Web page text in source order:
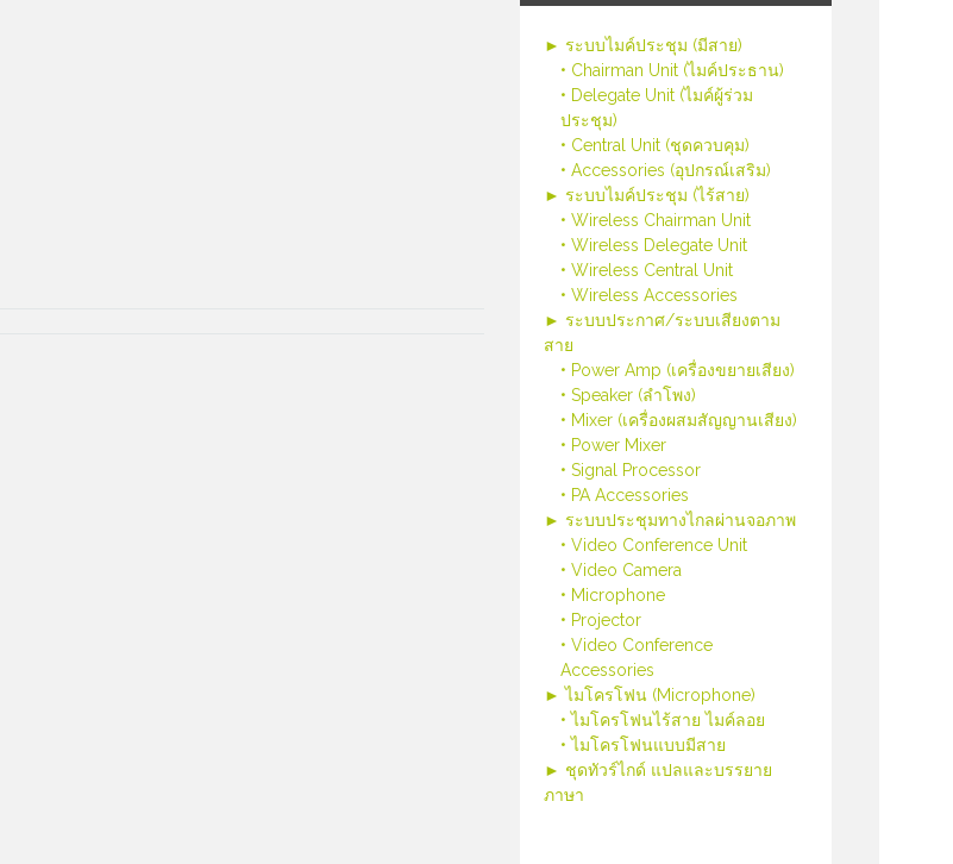
► ระบบไมค์ประชุม (มีสาย)
• Chairman Unit (ไมค์ประธาน)
• Delegate Unit (ไมค์ผู้ร่วม
ประชุม)
• Central Unit (ชุดควบคุม)
• Accessories (อุปกรณ์เสริม)
► ระบบไมค์ประชุม (ไร้สาย)
• Wireless Chairman Unit
• Wireless Delegate Unit
• Wireless Central Unit
• Wireless Accessories
► ระบบประกาศ/ระบบเสียงตาม
สาย
• Power Amp (เครื่องขยายเสียง)
• Speaker (ลำโพง)
• Mixer (เครื่องผสมสัญญานเสียง)
• Power Mixer
• Signal Processor
• PA Accessories
► ระบบประชุมทางไกลผ่านจอภาพ
• Video Conference Unit
• Video Camera
• Microphone
• Projector
• Video Conference
Accessories
► ไมโครโฟน (Microphone)
• ไมโครโฟนไร้สาย ไมค์ลอย
• ไมโครโฟนแบบมีสาย
► ชุดทัวร์ไกด์ แปลและบรรยาย
ภาษา